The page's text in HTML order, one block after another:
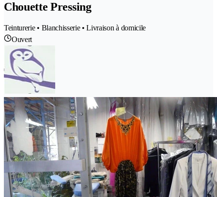
Chouette Pressing
Teinturerie • Blanchisserie • Livraison à domicile
Ouvert